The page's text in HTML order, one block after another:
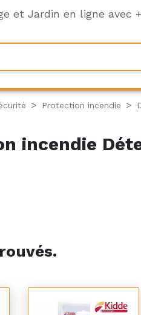
et Jardin en ligne avec
Protection incendie
incendie